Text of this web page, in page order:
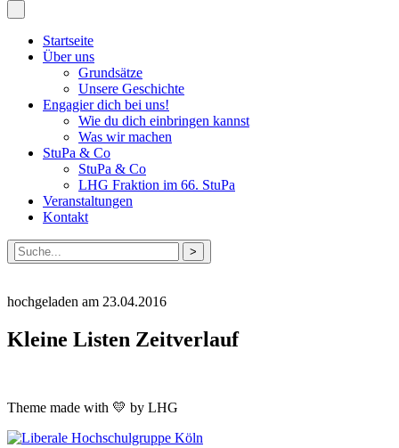
Startseite
Über uns
Grundsätze
Unsere Geschichte
Engagier dich bei uns!
Wie du dich einbringen kannst
Was wir machen
StuPa & Co
StuPa & Co
LHG Fraktion im 66. StuPa
Veranstaltungen
Kontakt
Suche
nach:
hochgeladen am 23.04.2016
Kleine Listen Zeitverlauf
Theme made with 💛 by LHG